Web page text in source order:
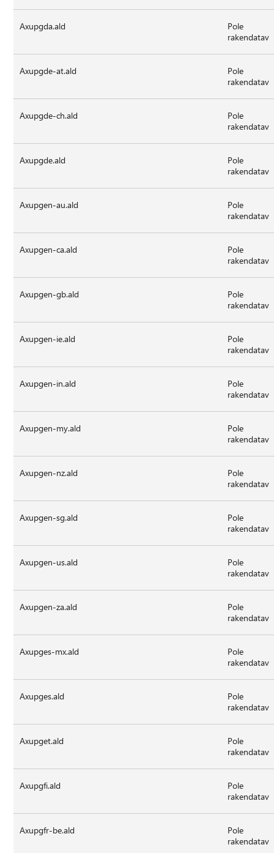
Axupgda.ald
Pole
rakendatav
Axupgde-at.ald
Pole
rakendatav
Axupgde-ch.ald
Pole
rakendatav
Axupgde.ald
Pole
rakendatav
Axupgen-au.ald
Pole
rakendatav
Axupgen-ca.ald
Pole
rakendatav
Axupgen-gb.ald
Pole
rakendatav
Axupgen-ie.ald
Pole
rakendatav
Axupgen-in.ald
Pole
rakendatav
Axupgen-my.ald
Pole
rakendatav
Axupgen-nz.ald
Pole
rakendatav
Axupgen-sg.ald
Pole
rakendatav
Axupgen-us.ald
Pole
rakendatav
Axupgen-za.ald
Pole
rakendatav
Axupges-mx.ald
Pole
rakendatav
Axupges.ald
Pole
rakendatav
Axupget.ald
Pole
rakendatav
Axupgfi.ald
Pole
rakendatav
Axupgfr-be.ald
Pole
rakendatav